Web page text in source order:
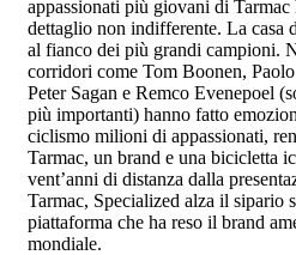
appassionati più giovani di Tarmac
dettaglio non indifferente. La casa
al fianco dei più grandi campioni.
corridori come Tom Boonen,
Peter Sagan e Remco Evenepoel
più importanti) hanno fatto
ciclismo milioni di appassionati,
Tarmac, un brand e una bicicletta
vent’anni di distanza dalla
Tarmac, Specialized alza il sipario
piattaforma che ha reso il brand
mondiale.